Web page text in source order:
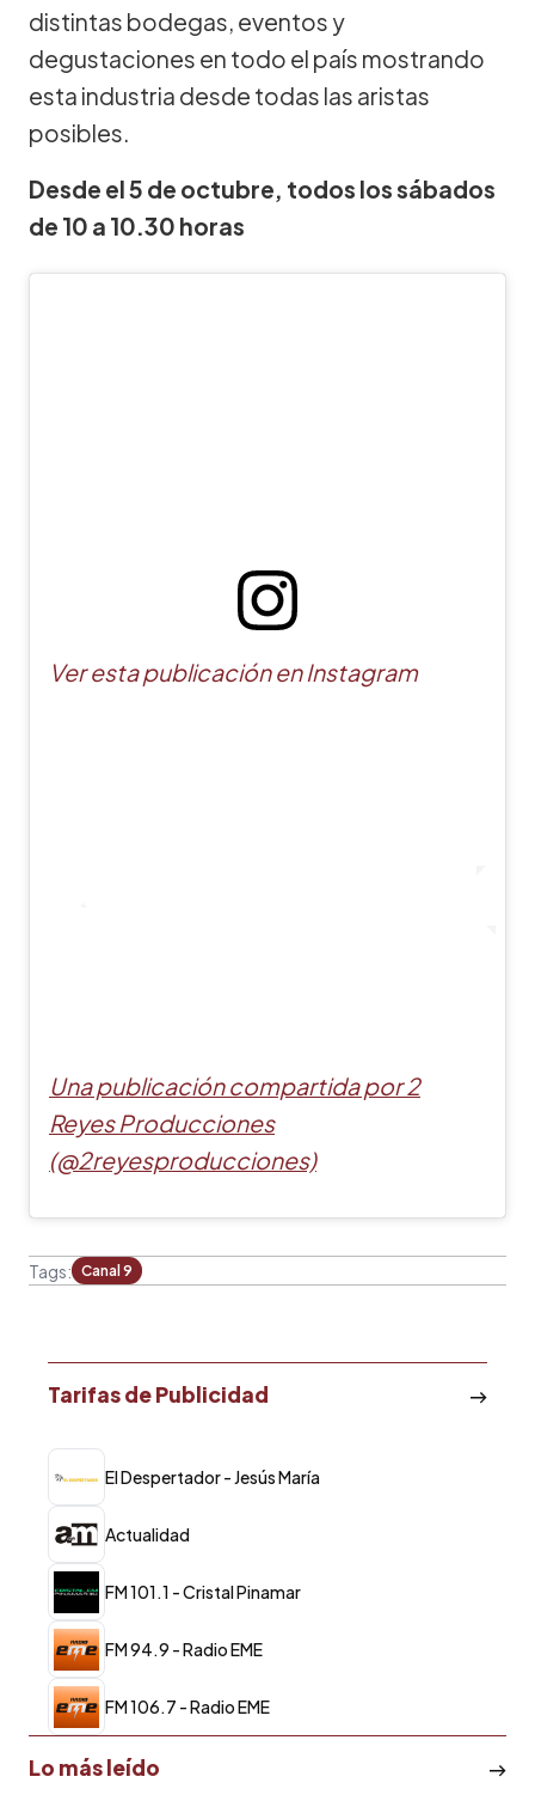
distintas bodegas, eventos y
degustaciones en todo el país mostrando
esta industria desde todas las aristas
posibles.
Desde el 5 de octubre, todos los sábados
de 10 a 10.30 horas
Ver esta publicación en Instagram
Una publicación compartida por 2
Reyes Producciones
(@2reyesproducciones)
Tags: Canal 9
Tarifas de Publicidad
El Despertador - Jesús María
Actualidad
FM 101.1 - Cristal Pinamar
FM 94.9 - Radio EME
FM 106.7 - Radio EME
Lo más leído